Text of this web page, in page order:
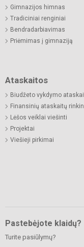
Gimnazijos himnas
Tradiciniai renginiai
Bendradarbiavimas
Priėmimas į gimnaziją
Ataskaitos
Biudžeto vykdymo
Finansinių ataskaitų
Lėšos veiklai viešinti
Projektai
Viešieji pirkimai
Pastebėjote klaidų?
Turite pasiūlymų?